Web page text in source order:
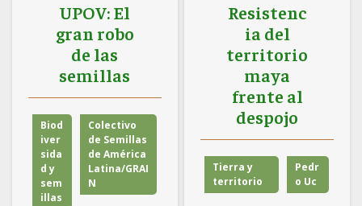
UPOV: El
gran robo
de las
semillas
Biod
iver
sida
d y
sem
illas
Colectivo
de Semillas
de América
Latina/GRAI
N
Resistenc
ia del
territorio
maya
frente al
despojo
Tierra y
territorio
Pedr
o Uc